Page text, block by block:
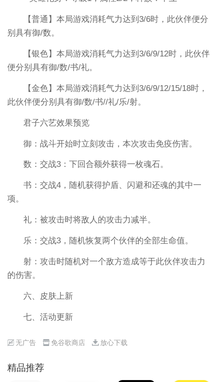
【普通】本局游戏消耗气力达到3/6时，此伙伴便分
别具有御/数。
【银色】本局游戏消耗气力达到3/6/9/12时，此伙伴
便分别具有御/数/书/礼。
【金色】本局游戏消耗气力达到3/6/9/12/15/18时，
此伙伴便分别具有御/数/书//礼/乐/射。
君子六艺效果预览
御：战斗开始时立刻攻击，本次攻击免疫伤害。
数：交战3：下回合额外获得一枚魂石。
书：交战4，随机获得护盾、闪避和还魂的其中一
项。
礼：被攻击时将敌人的攻击力减半。
乐：交战3，随机恢复两个伙伴的全部生命值。
射：攻击时随机对一个敌方造成等于此伙伴攻击力
的伤害。
六、皮肤上新
七、活动更新
无广告 免谷歌商店 放心下载
精品推荐